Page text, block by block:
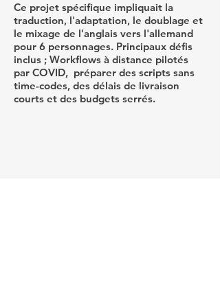
Ce projet spécifique impliquait la
traduction, l'adaptation, le doublage et
le mixage de l'anglais vers l'allemand
pour 6 personnages. Principaux défis
inclus ; Workflows à distance pilotés
par COVID, préparer des scripts sans
time-codes, des délais de livraison
courts et des budgets serrés.